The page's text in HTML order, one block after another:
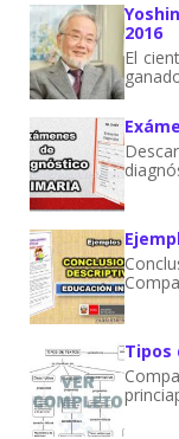
2016
El
Tipos